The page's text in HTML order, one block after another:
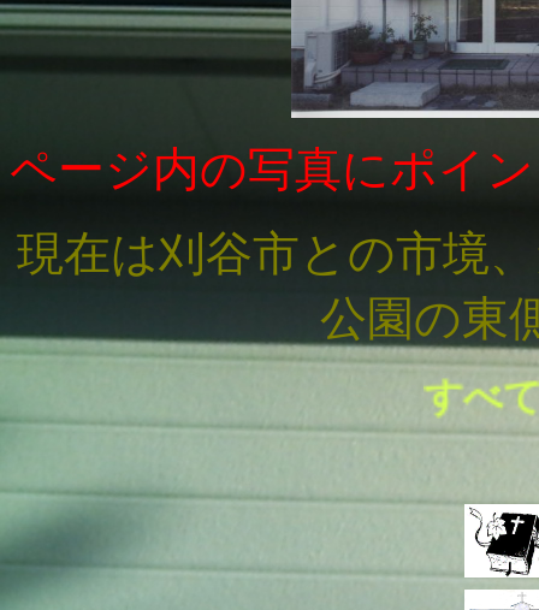
ページ内の写真にポイ
現在は刈谷市との市境
公園の東
すべて、疲れ